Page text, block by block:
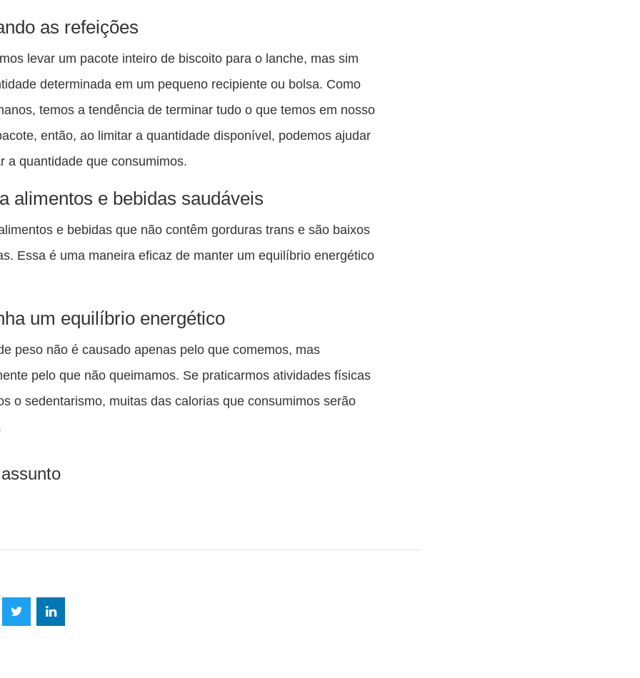
as refeições
levar um pacote inteiro de biscoito para o lanche, mas sim
determinada em um pequeno recipiente ou bolsa. Como
temos a tendência de terminar tudo o que temos em nosso
então, ao limitar a quantidade disponível, podemos ajudar
a quantidade que consumimos.
alimentos e bebidas saudáveis
e bebidas que não contêm gorduras trans e são baixos
Essa é uma maneira eficaz de manter um equilíbrio energético
um equilíbrio energético
peso não é causado apenas pelo que comemos, mas
pelo que não queimamos. Se praticarmos atividades físicas
o sedentarismo, muitas das calorias que consumimos serão